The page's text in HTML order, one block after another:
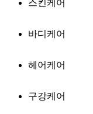
스킨케어
바디케어
헤어케어
구강케어